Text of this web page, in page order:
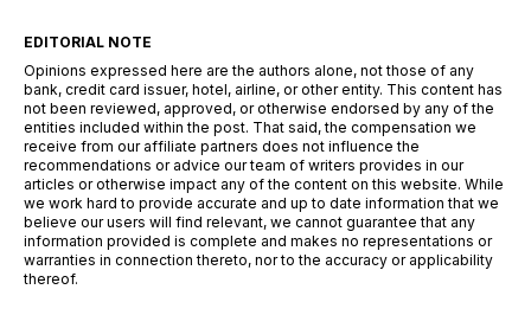
EDITORIAL NOTE
Opinions expressed here are the authors alone, not those of any
bank, credit card issuer, hotel, airline, or other entity. This content has
not been reviewed, approved, or otherwise endorsed by any of the
entities included within the post. That said, the compensation we
receive from our affiliate partners does not influence the
recommendations or advice our team of writers provides in our
articles or otherwise impact any of the content on this website. While
we work hard to provide accurate and up to date information that we
believe our users will find relevant, we cannot guarantee that any
information provided is complete and makes no representations or
warranties in connection thereto, nor to the accuracy or applicability
thereof.